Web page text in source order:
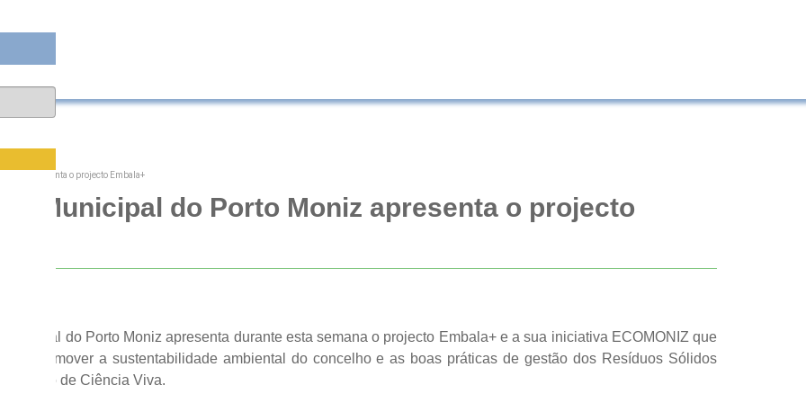
apresenta o projecto Embala+
Municipal do Porto Moniz apresenta o projecto
Municipal do Porto Moniz apresenta durante esta semana o projecto Embala+ e a sua iniciativa ECOMONIZ que
e promover a sustentabilidade ambiental do concelho e as boas práticas de gestão dos Resíduos Sólidos
Centro de Ciência Viva.